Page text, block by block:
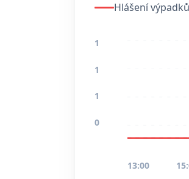
Hlášení výpadků
1
1
1
0
13:00